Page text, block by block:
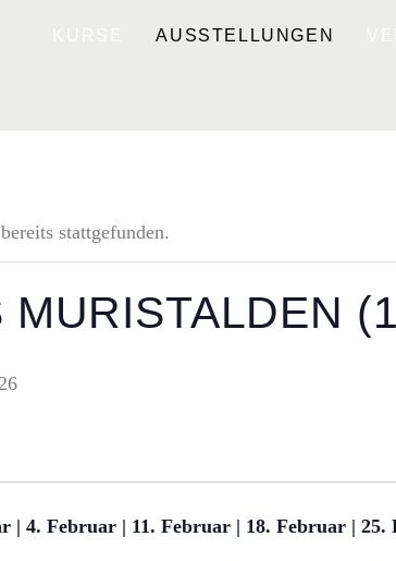
KURSE AUSSTELLUNGEN
stattgefunden.
MURISTALDEN
| 4. Februar | 11. Februar | 18. Februar |